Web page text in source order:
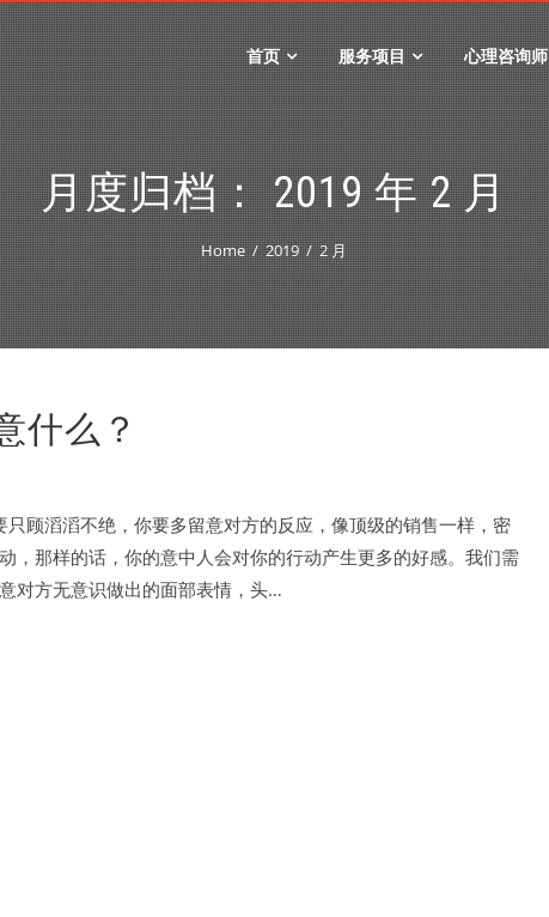
首页 服务项目 心理咨询师
月度归档：2019 年 2 月
Home 2019 2 月
什么？
顾滔滔不绝，你要多留意对方的反应，像顶级的销售一样，密
，那样的话，你的意中人会对你的行动产生更多的好感。我们需
对方无意识做出的面部表情，头…